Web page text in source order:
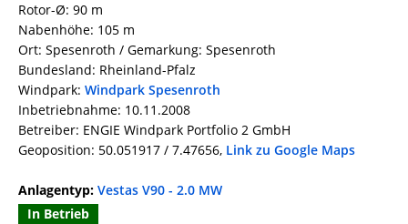
Rotor-Ø: 90 m
Nabenhöhe: 105 m
Ort: Spesenroth / Gemarkung: Spesenroth
Bundesland: Rheinland-Pfalz
Windpark: Windpark Spesenroth
Inbetriebnahme: 10.11.2008
Betreiber: ENGIE Windpark Portfolio 2 GmbH
Geoposition: 50.051917 / 7.47656, Link zu Google Maps
Anlagentyp: Vestas V90 - 2.0 MW
In Betrieb